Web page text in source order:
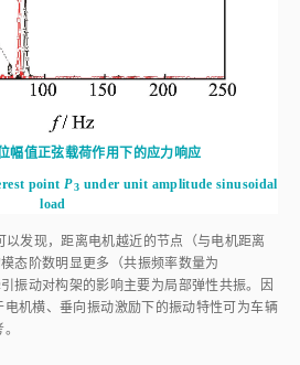
幅值正弦载荷作用下的应力响应
point P3 under unit amplitude sinusoidal
load
以发现，距离电机越近的节点（与电机距离
态阶数明显更多（共振频率数量为
振动对构架的影响主要为局部弹性共振。因
机横、垂向振动激励下的振动特性可为车辆